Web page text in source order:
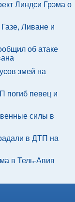
Линдси Грэма о
Ливане и
об атаке
змей на
погиб певец и
силы в
в ДТП на
в Тель-Авив